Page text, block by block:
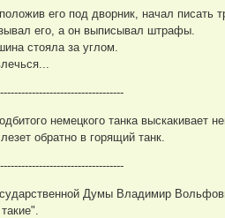
его под дворник, начал писать
его, а он выписывал штрафы.
стояла за углом.
немецкого танка выскакивает
обратно в горящий танк.
Думы Владимир